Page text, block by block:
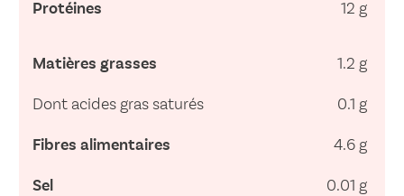
Protéines 12 g
Matières grasses 1.2 g
Dont acides gras saturés 0.1 g
Fibres alimentaires 4.6 g
Sel 0.01 g